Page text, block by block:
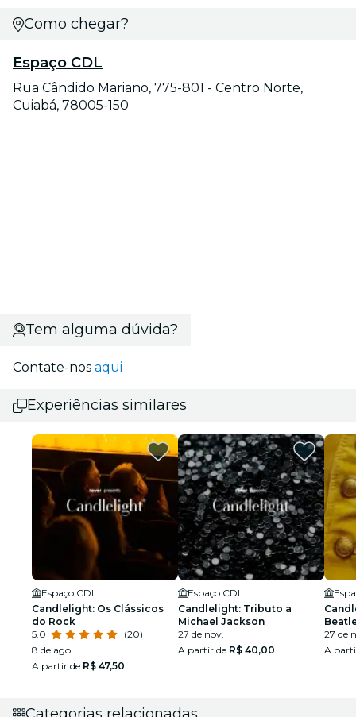
Como chegar?
Espaço CDL
Rua Cândido Mariano, 775-801 - Centro Norte,
Cuiabá, 78005-150
Tem alguma dúvida?
Contate-nos aqui
Experiências similares
Espaço CDL
Candlelight: Os Clássicos
do Rock
5.0
(20)
8 de ago.
A partir de R$ 47,50
Espaço CDL
Candlelight: Tributo a
Michael Jackson
27 de nov.
A partir de R$ 40,00
27 de
A